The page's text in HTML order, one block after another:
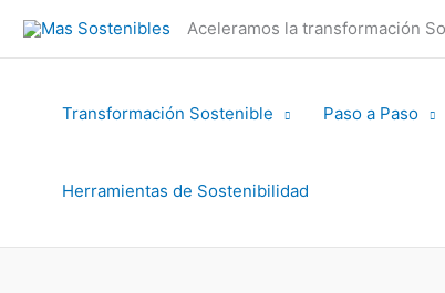
contenido
Aceleramos la transformación
Transformación Sostenible Paso a Paso
Herramientas de Sostenibilidad